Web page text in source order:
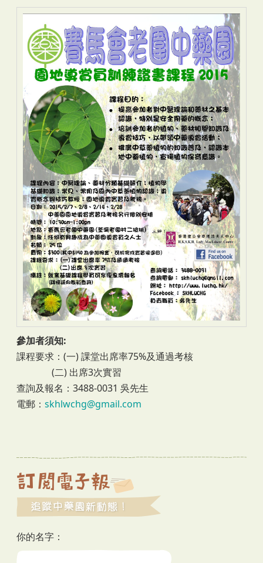
參加者須知:
課程要求：(一) 課堂出席率75%及通過考核
(二) 出席3次實習
查詢及報名：3488-0031 吳先生
電郵： skhlwchg@gmail.com
你的名字：